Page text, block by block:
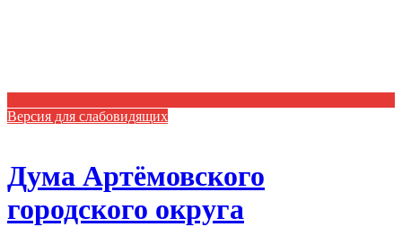
Версия для слабовидящих
Дума Артёмовского
городского округа